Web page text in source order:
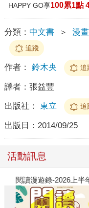
HAPPY GO享100累1點
分類： 中文書 ＞ 漫畫
追蹤
作者： 鈴木央 追
譯者： 張益豐
出版社： 東立 追
出版日： 2014/09/25
活動訊息
閱讀漫遊錄-2026上半年